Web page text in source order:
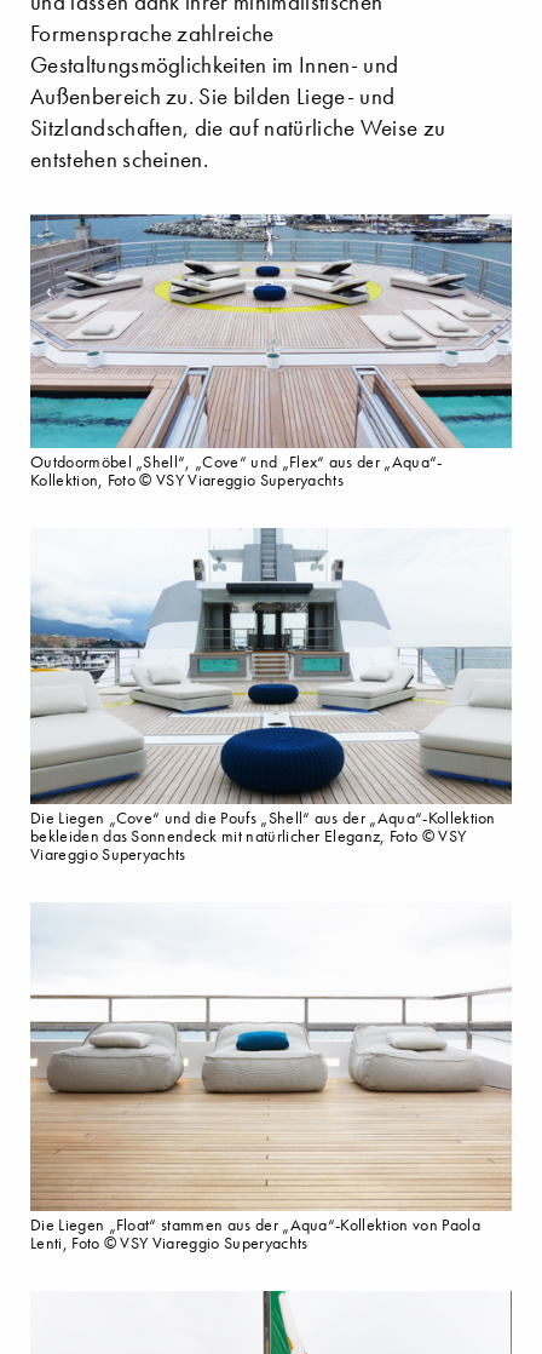
Formensprache zahlreiche
Gestaltungsmöglichkeiten im Innen- und
Außenbereich zu. Sie bilden Liege- und
Sitzlandschaften, die auf natürliche Weise zu
entstehen scheinen.
Die Liegen „Float“ stammen aus der „Aqua“-Kollektion von Paola
Lenti, Foto © VSY Viareggio Superyachts
Outdoormöbel „Shell“, „Cove“ und „Flex“ aus der „Aqua“-
Kollektion, Foto © VSY Viareggio Superyachts
Die Liegen „Cove“ und die Poufs „Shell“ aus der „Aqua“-Kollektion
bekleiden das Sonnendeck mit natürlicher Eleganz, Foto © VSY
Viareggio Superyachts